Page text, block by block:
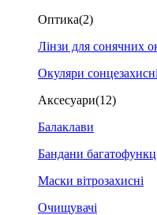
Оптика(2)
Лінзи для сонячних
Окуляри сонцезахисні
Аксесуари(12)
Балаклави
Бандани
Маски вітрозахисні
Очищувачі